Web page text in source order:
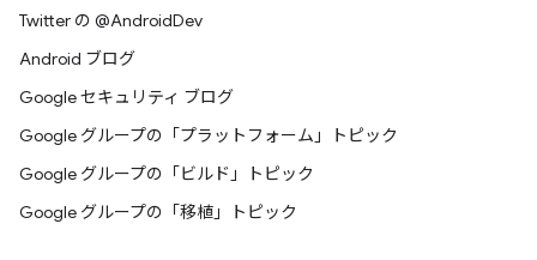
Twitter の @AndroidDev
Android ブログ
Google セキュリティ ブログ
Google グループの「プラットフォーム」トピック
Google グループの「ビルド」トピック
Google グループの「移植」トピック